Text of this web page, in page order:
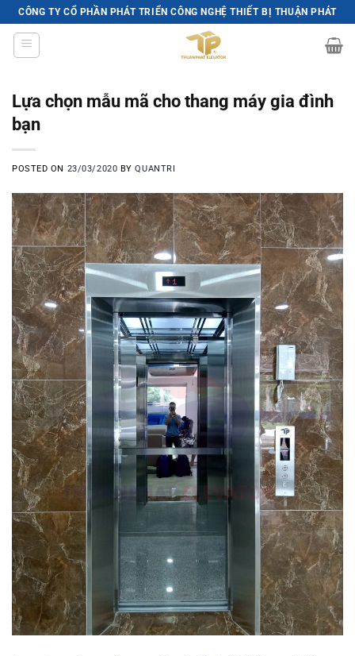
Skip
to
content
CÔNG TY CỔ PHẦN PHÁT TRIỂN CÔNG NGHỆ THIẾT BỊ THUẬN PHÁT
Lựa chọn mẫu mã cho thang máy gia đình
bạn
POSTED ON 23/03/2020 BYQUANTRI